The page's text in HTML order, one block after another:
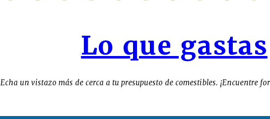
Lo que gastas
Echa un vistazo más de cerca a tu presupuesto de comestibles. ¡Encuentre